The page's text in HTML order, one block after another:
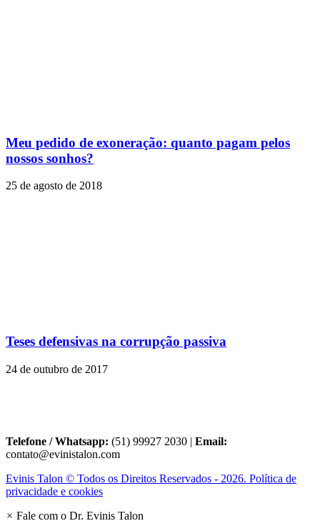
Meu pedido de exoneração: quanto pagam pelos
nossos sonhos?
25 de agosto de 2018
Teses defensivas na corrupção passiva
24 de outubro de 2017
Telefone / Whatsapp: (51) 99927 2030 | Email:
contato@evinistalon.com
Evinis Talon © Todos os Direitos Reservados - 2026. Política de
privacidade e cookies
× Fale com o Dr. Evinis Talon